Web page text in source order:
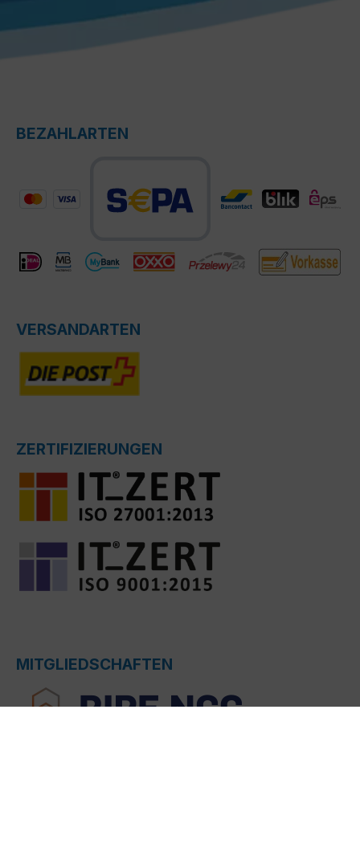
BEZAHLARTEN
VERSANDARTEN
ZERTIFIZIERUNGEN
MITGLIEDSCHAFTEN